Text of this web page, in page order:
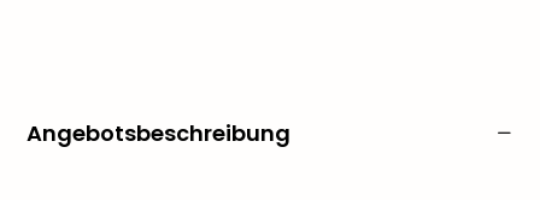
Angebotsbeschreibung